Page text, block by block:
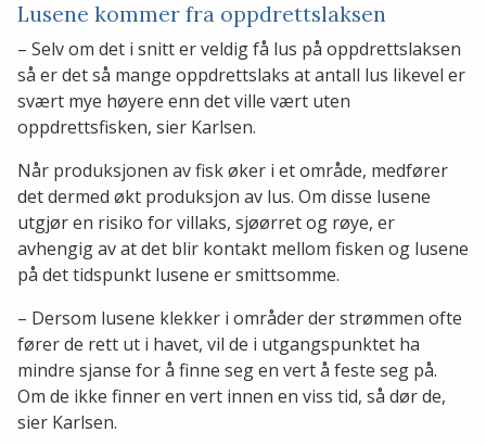
Lusene kommer fra oppdrettslaksen
– Selv om det i snitt er veldig få lus på oppdrettslaksen
så er det så mange oppdrettslaks at antall lus likevel er
svært mye høyere enn det ville vært uten
oppdrettsfisken, sier Karlsen.
Når produksjonen av fisk øker i et område, medfører
det dermed økt produksjon av lus. Om disse lusene
utgjør en risiko for villaks, sjøørret og røye, er
avhengig av at det blir kontakt mellom fisken og lusene
på det tidspunkt lusene er smittsomme.
– Dersom lusene klekker i områder der strømmen ofte
fører de rett ut i havet, vil de i utgangspunktet ha
mindre sjanse for å finne seg en vert å feste seg på.
Om de ikke finner en vert innen en viss tid, så dør de,
sier Karlsen.